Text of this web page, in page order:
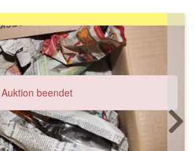
Auktion beendet